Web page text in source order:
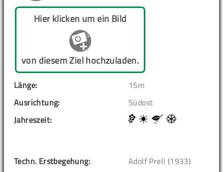
Hier klicken um ein Bild
von diesem Ziel hochzuladen.
Länge:
15m
Ausrichtung:
Südost
Jahreszeit:
Techn. Erstbegehung:
Adolf Prell (1933)